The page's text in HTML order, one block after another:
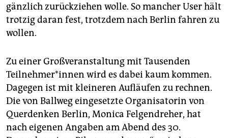
gänzlich zurückziehen wolle. So mancher User hält
trotzig daran fest, trotzdem nach Berlin fahren zu
wollen.
Zu einer Großveranstaltung mit Tausenden
Teilnehmer*innen wird es dabei kaum kommen.
Dagegen ist mit kleineren Aufläufen zu rechnen.
Die von Ballweg eingesetzte Organisatorin von
Querdenken Berlin, Monica Felgendreher, hat
nach eigenen Angaben am Abend des 30.